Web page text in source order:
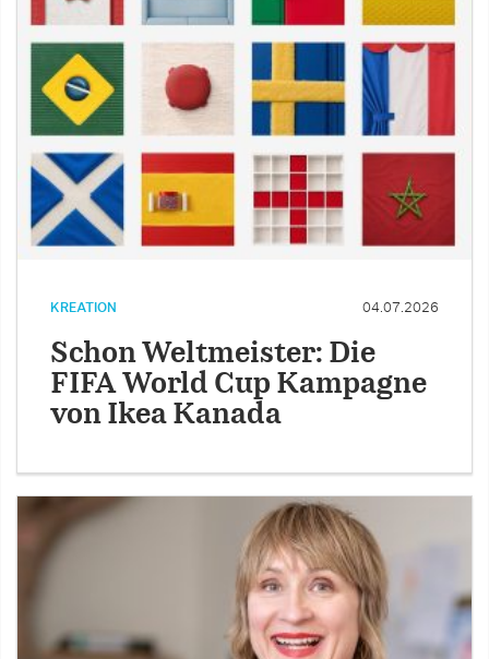
KREATION 04.07.2026
Schon Weltmeister: Die
FIFA World Cup Kampagne
von Ikea Kanada